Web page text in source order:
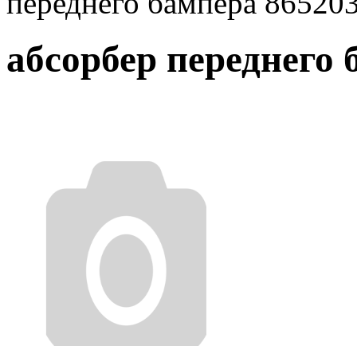
абсорбер